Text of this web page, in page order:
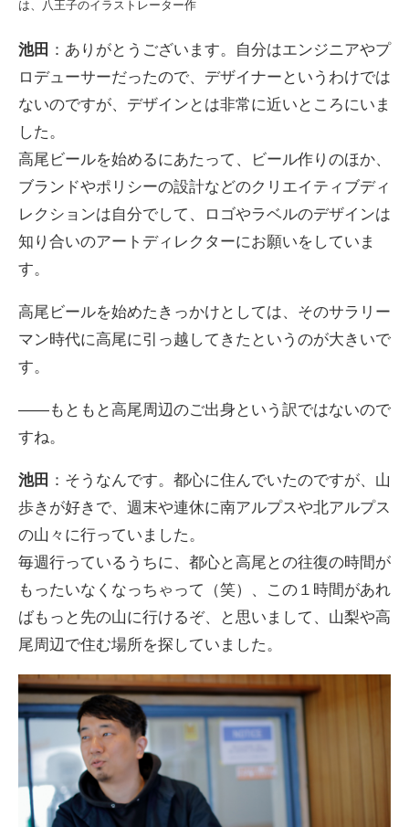
は、八王子のイラストレーター作
池田 ：ありがとうございます。自分はエンジニアやプ
ロデューサーだったので、デザイナーというわけでは
ないのですが、デザインとは非常に近いところにいま
した。
高尾ビールを始めるにあたって、ビール作りのほか、
ブランドやポリシーの設計などのクリエイティブディ
レクションは自分でして、ロゴやラベルのデザインは
知り合いのアートディレクターにお願いをしていま
す。
高尾ビールを始めたきっかけとしては、そのサラリー
マン時代に高尾に引っ越してきたというのが大きいで
す。
――もともと高尾周辺のご出身という訳ではないので
すね。
池田 ：そうなんです。都心に住んでいたのですが、山
歩きが好きで、週末や連休に南アルプスや北アルプス
の山々に行っていました。
毎週行っているうちに、都心と高尾との往復の時間が
もったいなくなっちゃって（笑）、この１時間があれ
ばもっと先の山に行けるぞ、と思いまして、山梨や高
尾周辺で住む場所を探していました。